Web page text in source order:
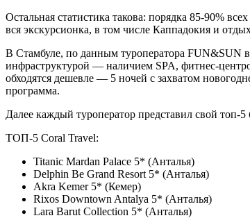
Остальная статистика такова: порядка 85-90%
вся экскурсионка, в том числе Каппадокия и
В Стамбуле, по данным туроператора FUN&SUN
инфраструктурой — наличием SPA, фитнес-
обходятся дешевле — 5 ночей с захватом
программа.
Далее каждый туроператор представил свой топ-
ТОП-5 Coral Travel:
Titanic Mardan Palace 5* (Анталья)
Delphin Be Grand Resort 5* (Анталья)
Akra Kemer 5* (Кемер)
Rixos Downtown Antalya 5* (Анталья)
Lara Barut Collection 5* (Анталья)